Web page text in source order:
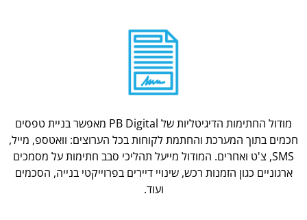
מודול החתימות הדיגיטליות של PB Digital מאפשר בניית טפסים
חכמים בתוך המערכת והחתמת לקוחות בכל הערוצים: וואטספ, מייל,
SMS, צ'ט ואחרים. המודול מייעל תהליכי סבב חתימות על מסמכים
ארגוניים כגון הזמנות רכש, שינויי דיירים בפרוייקטי בנייה, הסכמים
ועוד.